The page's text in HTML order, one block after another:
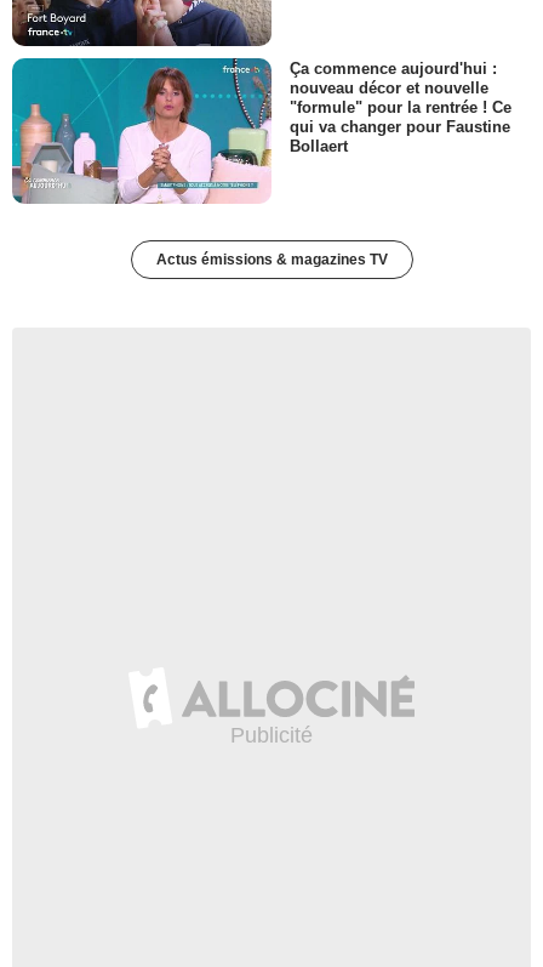
Ça commence aujourd'hui :
nouveau décor et nouvelle
"formule" pour la rentrée ! Ce
qui va changer pour Faustine
Bollaert
Actus émissions & magazines TV